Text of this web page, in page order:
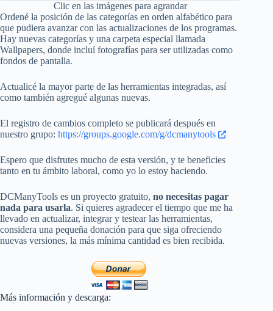
Clic en las imágenes para agrandar
Ordené la posición de las categorías en orden alfabético para
que pudiera avanzar con las actualizaciones de los programas.
Hay nuevas categorías y una carpeta especial llamada
Wallpapers, donde incluí fotografías para ser utilizadas como
fondos de pantalla.
Actualicé la mayor parte de las herramientas integradas, así
como también agregué algunas nuevas.
El registro de cambios completo se publicará después en
nuestro grupo: https://groups.google.com/g/dcmanytools
Espero que disfrutes mucho de esta versión, y te beneficies
tanto en tu ámbito laboral, como yo lo estoy haciendo.
DCManyTools es un proyecto gratuito, no necesitas pagar
nada para usarla. Si quieres agradecer el tiempo que me ha
llevado en actualizar, integrar y testear las herramientas,
considera una pequeña donación para que siga ofreciendo
nuevas versiones, la más mínima cantidad es bien recibida.
Más información y descarga: